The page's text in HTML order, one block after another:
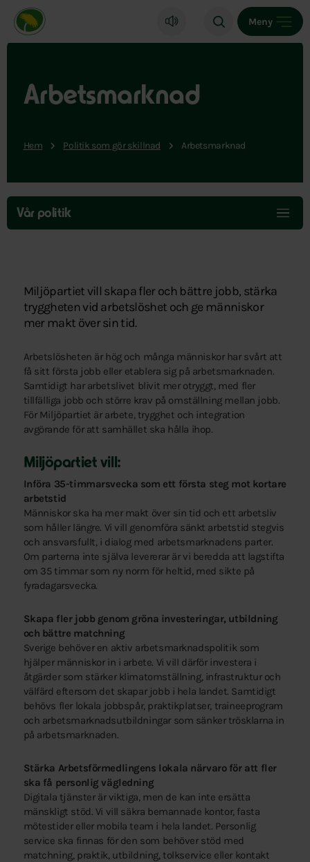
Miljöpartiet de gröna, startsida
Meny
Arbetsmarknad
Hem Politik som gör skillnad Arbetsmarknad
Hoppa
över
menyn
Vår politik
Miljöpartiet vill skapa fler och bättre jobb, stärka
tryggheten vid arbetslöshet och ge människor
mer makt över sin tid.
Arbetslösheten är hög och många människor har svårt att
få sitt första jobb eller etablera sig på arbetsmarknaden.
Samtidigt har arbetslivet blivit mer otryggt, med fler
tillfälliga jobb och större krav på omställning mellan jobb.
För Miljöpartiet är arbete, trygghet och integration
avgörande för att samhället ska hålla ihop.
Miljöpartiet vill:
Införa 35-timmarsvecka som ett första steg mot kortare
arbetstid
Människor ska ha mer makt över sin tid och ett arbetsliv
som håller längre. Vi vill genomföra sänkt arbetstid stegvis
och ansvarsfullt, i dialog med arbetsmarknadens parter.
Om parterna inte själva levererar är vi beredda att lagstifta
om 35 timmar som ny norm för heltid, med sikte på
fyradagarsvecka.
Skapa fler jobb genom gröna investeringar, utbildning
och bättre matchning
Sverige behöver en aktiv arbetsmarknadspolitik som
hjälper människor in i arbete. Vi vill därför investera i
åtgärder som stärker klimatomställning, infrastruktur och
välfärd eftersom det skapar jobb i hela landet. Samtidigt
behövs fler lokala jobbspår, praktikplatser, traineeprogram
och arbetsmarknadsutbildningar som sänker trösklarna in
på arbetsmarknaden.
Stärka Arbetsförmedlingens lokala närvaro för att fler
ska få personlig vägledning
Digitala tjänster är viktiga, men de kan inte ersätta
mänskligt stöd. Vi vill säkra bemannade kontor, fasta
mötestider eller mobila team i hela landet. Personlig
service ska finnas för den som behöver stöd med
matchning, praktik, utbildning, tolkservice eller kontakt